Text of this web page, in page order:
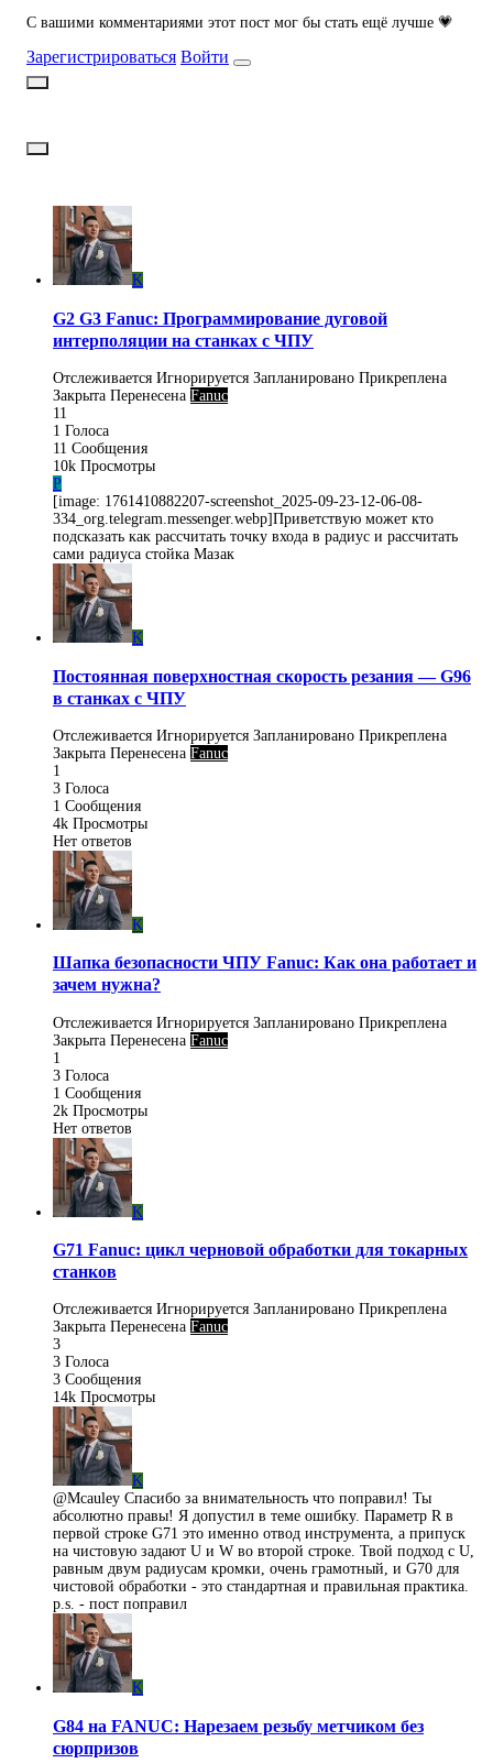
С вашими комментариями этот пост мог бы стать ещё лучше 💗
Зарегистрироваться Войти
K
G2 G3 Fanuc: Программирование дуговой
интерполяции на станках с ЧПУ
Отслеживается Игнорируется Запланировано Прикреплена
Закрыта Перенесена Fanuc
11
1 Голоса
11 Сообщения
10k Просмотры
P
[image: 1761410882207-screenshot_2025-09-23-12-06-08-
334_org.telegram.messenger.webp]Приветствую может кто
подсказать как рассчитать точку входа в радиус и рассчитать
сами радиуса стойка Мазак
K
Постоянная поверхностная скорость резания — G96
в станках с ЧПУ
Отслеживается Игнорируется Запланировано Прикреплена
Закрыта Перенесена Fanuc
1
3 Голоса
1 Сообщения
4k Просмотры
Нет ответов
K
Шапка безопасности ЧПУ Fanuc: Как она работает и
зачем нужна?
Отслеживается Игнорируется Запланировано Прикреплена
Закрыта Перенесена Fanuc
1
3 Голоса
1 Сообщения
2k Просмотры
Нет ответов
K
G71 Fanuc: цикл черновой обработки для токарных
станков
Отслеживается Игнорируется Запланировано Прикреплена
Закрыта Перенесена Fanuc
3
3 Голоса
3 Сообщения
14k Просмотры
K
@Mcauley Спасибо за внимательность что поправил! Ты
абсолютно правы! Я допустил в теме ошибку. Параметр R в
первой строке G71 это именно отвод инструмента, а припуск
на чистовую задают U и W во второй строке. Твой подход с U,
равным двум радиусам кромки, очень грамотный, и G70 для
чистовой обработки - это стандартная и правильная практика.
p.s. - пост поправил
K
G84 на FANUC: Нарезаем резьбу метчиком без
сюрпризов